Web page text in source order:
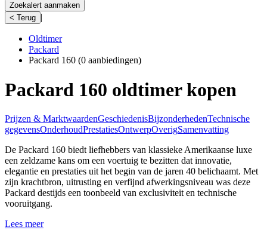
Zoekalert aanmaken
< Terug |
Oldtimer
Packard
Packard 160 (0 aanbiedingen)
Packard 160 oldtimer kopen
Prijzen & MarktwaardenGeschiedenisBijzonderhedenTechnische
gegevensOnderhoudPrestatiesOntwerpOverigSamenvatting
De Packard 160 biedt liefhebbers van klassieke Amerikaanse luxe
een zeldzame kans om een voertuig te bezitten dat innovatie,
elegantie en prestaties uit het begin van de jaren 40 belichaamt. Met
zijn krachtbron, uitrusting en verfijnd afwerkingsniveau was deze
Packard destijds een toonbeeld van exclusiviteit en technische
vooruitgang.
Lees meer